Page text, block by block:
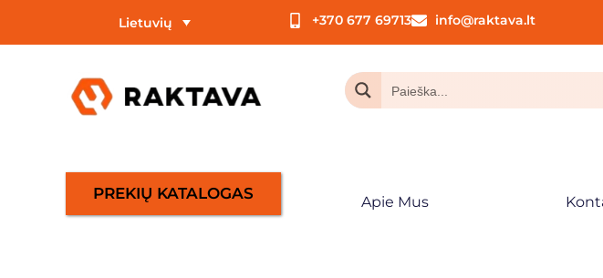
Lietuvių +370 677 69713 info@raktava.lt
PREKIŲ KATALOGAS Apie Mus